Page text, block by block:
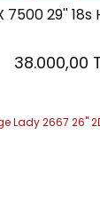
7500 29''
38.000,00